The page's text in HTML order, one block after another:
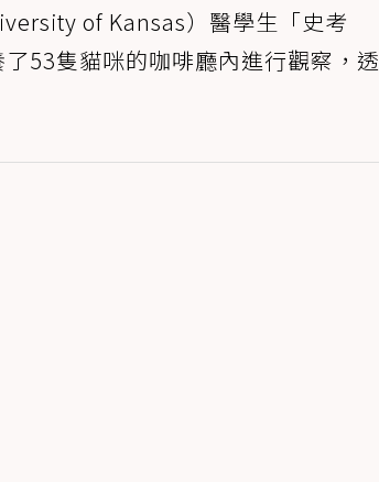
of Kansas）醫學生「史考
53隻貓咪的咖啡廳內進行觀察，透